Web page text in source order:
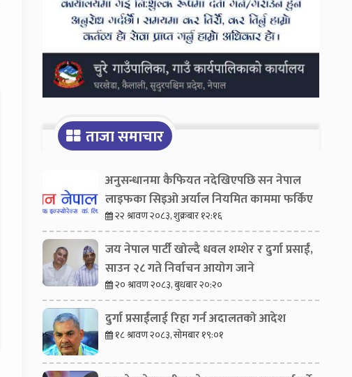
ताजा समाचार
अनुसन्धानमा कैफियत नदेखिएपछि सन नेपाल
लाइफका सिइओ अर्याल नियमित काममा फर्किए
२२ श्रावण २०८३, शुक्रबार १२:१६
जय नेपाल पार्टी खोल्दै धवल शम्शेर र दुर्गा प्रसाईं,
साउन २८ गते निर्वाचन आयोग जाने
२० श्रावण २०८३, बुधबार २०:२०
दुर्गा प्रसाईंलाई रिहा गर्न अदालतको आदेश
१८ श्रावण २०८३, सोमबार १९:०१